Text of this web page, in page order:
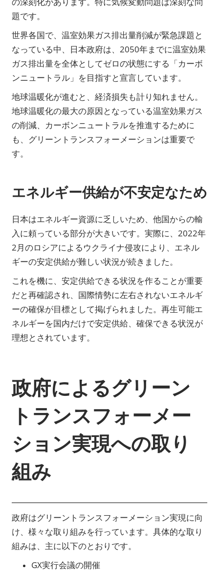
題です。
世界各国で、温室効果ガス排出量削減が緊急課題と
なっている中、日本政府は、2050年までに温室効果
ガス排出量を全体としてゼロの状態にする「カーボ
ンニュートラル」を目指すと宣言しています。
地球温暖化が進むと、経済損失も計り知れません。
地球温暖化の最大の原因となっている温室効果ガス
の削減、カーボンニュートラルを推進するために
も、グリーントランスフォーメーションは重要で
す。
エネルギー供給が不安定なため
日本はエネルギー資源に乏しいため、他国からの輸
入に頼っている部分が大きいです。実際に、2022年
2月のロシアによるウクライナ侵攻により、エネル
ギーの安定供給が難しい状況が続きました。
これを機に、安定供給できる状況を作ることが重要
だと再確認され、国際情勢に左右されないエネルギ
ーの確保が目標として掲げられました。再生可能エ
ネルギーを国内だけで安定供給、確保できる状況が
理想とされています。
政府によるグリーン
トランスフォーメー
ション実現への取り
組み
政府はグリーントランスフォーメーション実現に向
け、様々な取り組みを行っています。具体的な取り
組みは、主に以下のとおりです。
GX実行会議の開催